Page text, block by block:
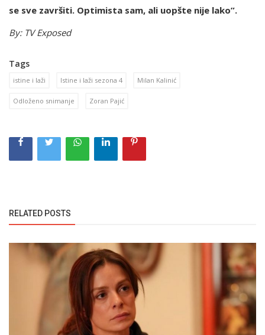
se sve završiti. Optimista sam, ali uopšte nije lako”.
By: TV Exposed
Tags
istine i laži Istine i laži sezona 4 Milan Kalinić
Odloženo snimanje Zoran Pajić
RELATED POSTS